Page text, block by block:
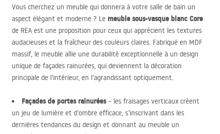
Vous cherchez un meuble qui donnera à votre salle de bain un
aspect élégant et moderne ? Le meuble sous-vasque blanc Core
de REA est une proposition pour ceux qui apprécient les textures
audacieuses et la fraîcheur des couleurs claires. Fabriqué en MDF
massif, le meuble allie une durabilité exceptionnelle à un design
unique de façades rainurées, qui deviennent la décoration
principale de l’intérieur, en l’agrandissant optiquement.
Façades de portes rainurées– les fraisages verticaux créent
un jeu de lumière et d’ombre efficace, s’inscrivant dans les
dernières tendances du design et donnant au meuble un